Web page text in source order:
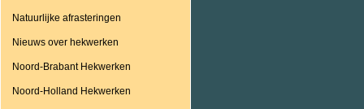
Natuurlijke afrasteringen
Nieuws over hekwerken
Noord-Brabant Hekwerken
Noord-Holland Hekwerken